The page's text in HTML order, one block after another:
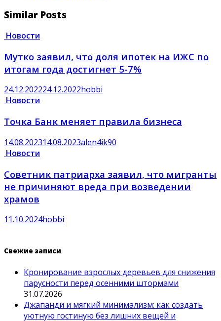
Similar Posts
Новости
Мутко заявил, что доля ипотек на ИЖС по
итогам года достигнет 5-7%
24.12.202224.12.2022hobbi
Новости
Точка Банк меняет правила бизнеса
14.08.202314.08.2023alen4ik90
Новости
Советник патриарха заявил, что мигранты
не причиняют вреда при возведении
храмов
11.10.2024hobbi
Свежие записи
Кронирование взрослых деревьев для снижения
парусности перед осенними штормами
31.07.2026
Джапанди и мягкий минимализм: как создать
уютную гостиную без лишних вещей и